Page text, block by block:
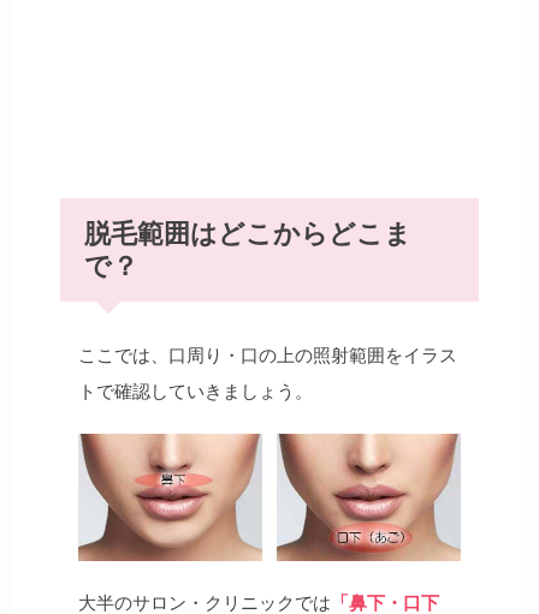
脱毛範囲はどこからどこま
で？
ここでは、口周り・口の上の照射範囲をイラス
トで確認していきましょう。
大半のサロン・クリニックでは 「鼻下・口下